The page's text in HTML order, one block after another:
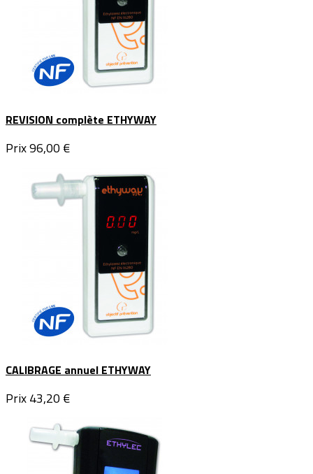
REVISION complète ETHYWAY
Prix96,00 €
CALIBRAGE annuel ETHYWAY
Prix43,20 €